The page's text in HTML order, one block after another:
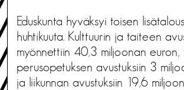
Eduskunta hyväksyi toisen
huhtikuuta. Kulttuurin ja taiteen
myönnettiin 40,3 miljoonan
perusopetuksen avustuksiin 3
ja liikunnan avustuksiin 19,6